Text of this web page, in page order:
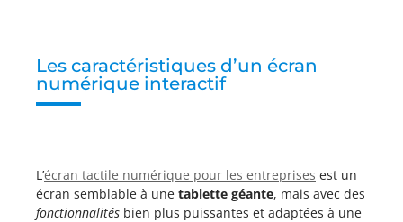
Les caractéristiques d’un écran
numérique interactif
L’écran tactile numérique pour les entreprises est un
écran semblable à une tablette géante, mais avec des
fonctionnalités bien plus puissantes et adaptées à une